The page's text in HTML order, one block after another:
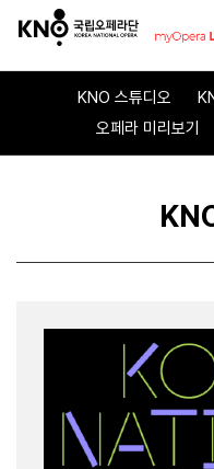
KNO 스튜디오
오페라 미리보기